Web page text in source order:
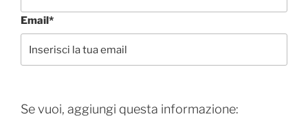
Email*
Se vuoi, aggiungi questa informazione: